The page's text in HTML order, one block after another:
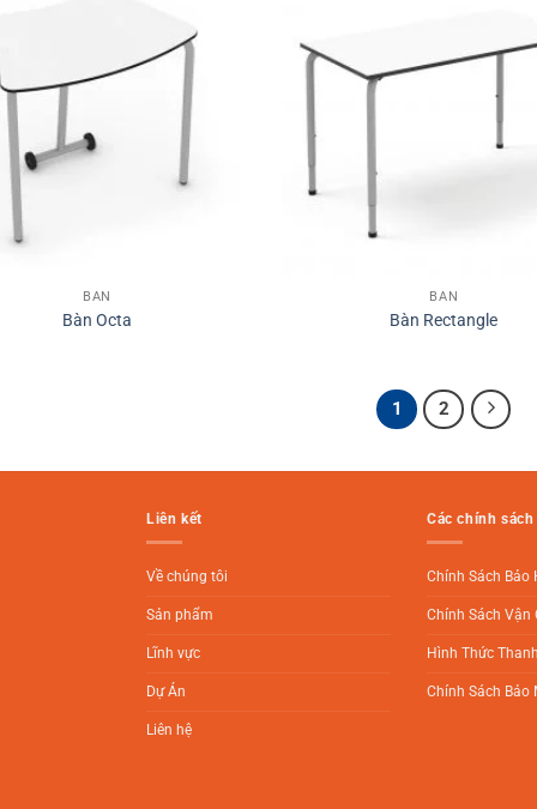
BÀN
Bàn Octa
BÀN
Bàn Rectangle
1 2
Liên kết
Về chúng tôi
Sản phẩm
Lĩnh vực
Dự Án
Liên hệ
Các chính sách
Chính Sách Bảo
Chính Sách Vận
Hình Thức
Chính Sách Bảo